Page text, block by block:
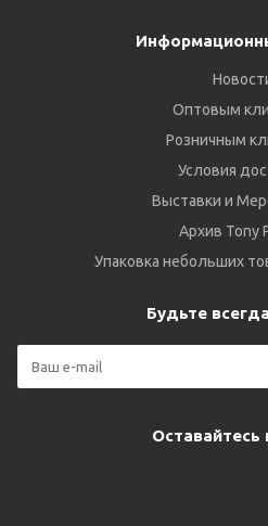
Оптовым
Розничным
Условия
Выставки и
Архив Tony
Упаковка небольших
Будьте
Оставайтесь